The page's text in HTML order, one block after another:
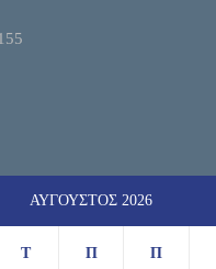
ΑΎΓΟΥΣΤΟΣ 2026
Τ Π Π